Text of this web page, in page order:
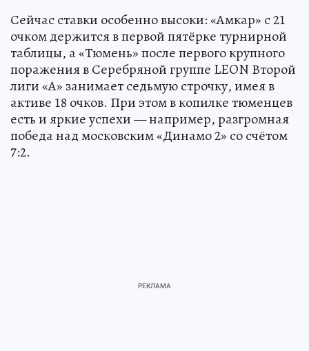
Сейчас ставки особенно высоки: «Амкар» с 21
очком держится в первой пятёрке турнирной
таблицы, а «Тюмень» после первого крупного
поражения в Серебряной группе LEON Второй
лиги «А» занимает седьмую строчку, имея в
активе 18 очков. При этом в копилке тюменцев
есть и яркие успехи — например, разгромная
победа над московским «Динамо 2» со счётом
7:2.